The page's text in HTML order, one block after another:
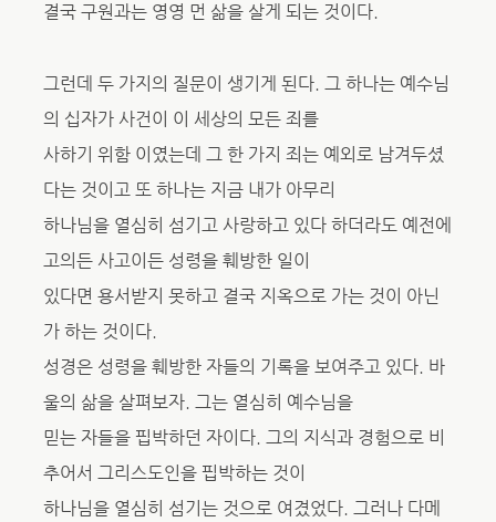
결국 구원과는 영영 먼 삶을 살게 되는 것이다.
그런데 두 가지의 질문이 생기게 된다. 그 하나는 예수님
의 십자가 사건이 이 세상의 모든 죄를
사하기 위함 이였는데 그 한 가지 죄는 예외로 남겨두셨
다는 것이고 또 하나는 지금 내가 아무리
하나님을 열심히 섬기고 사랑하고 있다 하더라도 예전에
고의든 사고이든 성령을 훼방한 일이
있다면 용서받지 못하고 결국 지옥으로 가는 것이 아닌
가 하는 것이다.
성경은 성령을 훼방한 자들의 기록을 보여주고 있다. 바
울의 삶을 살펴보자. 그는 열심히 예수님을
믿는 자들을 핍박하던 자이다. 그의 지식과 경험으로 비
추어서 그리스도인을 핍박하는 것이
하나님을 열심히 섬기는 것으로 여겼었다. 그러나 다메